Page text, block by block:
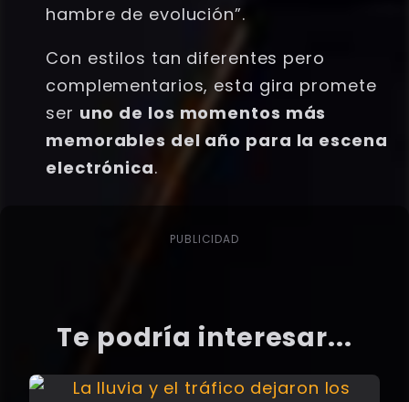
hambre de evolución”.
Con estilos tan diferentes pero
complementarios, esta gira promete
ser uno de los momentos más
memorables del año para la escena
electrónica.
PUBLICIDAD
Te podría interesar...